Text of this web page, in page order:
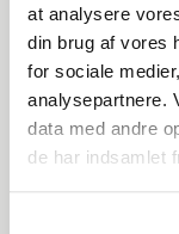
at analysere
din brug af vores
for sociale
analysepartnere.
data med andre
de har indsamlet
24,1